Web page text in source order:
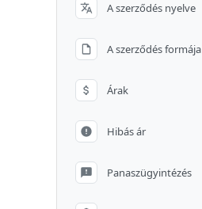
A szerződés nyelve
A szerződés formája
Árak
Hibás ár
Panaszügyintézés